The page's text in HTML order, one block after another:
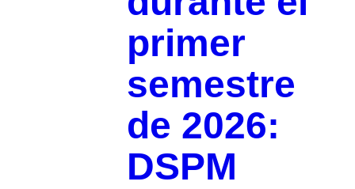
primer
semestre
de 2026:
DSPM